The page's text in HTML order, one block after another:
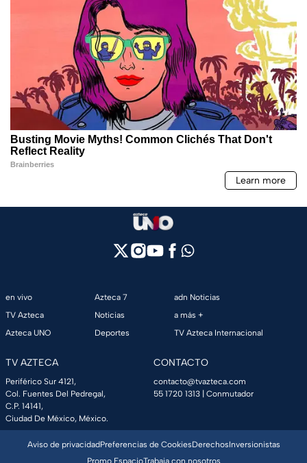
en vivo
TV Azteca
Azteca UNO
Azteca 7
Noticias
Deportes
adn Noticias
a más +
TV Azteca Internacional
TV AZTECA
Periférico Sur 4121,
Col. Fuentes Del Pedregal,
C.P. 14141,
Ciudad De México, México.
CONTACTO
contacto@tvazteca.com
55 1720 1313 | Conmutador
Aviso de privacidadPreferencias de CookiesDerechosInversionistas